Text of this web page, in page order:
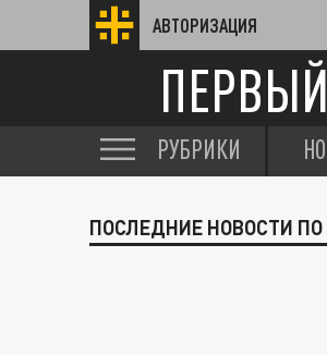
АВТОРИЗАЦИЯ
РУБРИКИ
ПОСЛЕДНИЕ НОВОСТИ